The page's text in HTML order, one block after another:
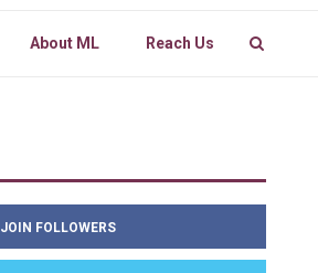
About ML Reach Us
JOIN FOLLOWERS